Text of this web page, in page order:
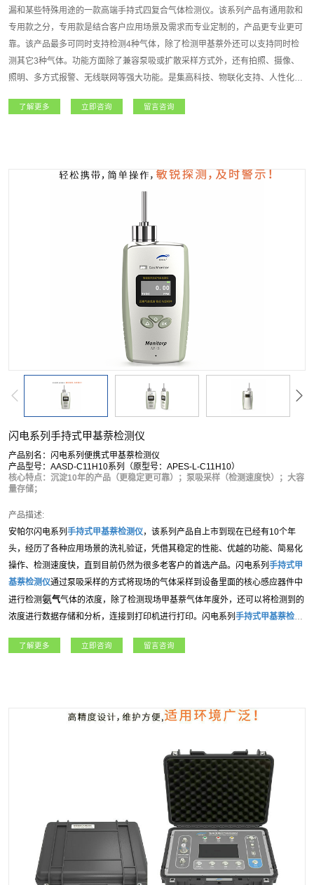
漏和某些特殊用途的一款高端手持式四复合气体检测仪。该系列产品有通用款和
专用款之分，专用款是结合客户应用场景及需求而专业定制的，产品更专业更可
靠。该产品最多可同时支持检测4种气体，除了检测甲基萘外还可以支持同时检
测其它3种气体。功能方面除了兼容泵吸或扩散采样方式外，还有拍照、摄像、
照明、多方式报警、无线联网等强大功能。是集高科技、物联化支持、人性化操
气体检测仪
主要适用于石油石化、化工、燃气、冶金、电力、航天、军工、医
了解更多 立即咨询 留言咨询
闪电系列手持式甲基萘检测仪
产品别名：闪电系列便携式甲基萘检测仪
产品型号：AASD-C11H10系列（原型号：APES-L-C11H10）
核心特点：沉淀10年的产品（更稳定更可靠）；泵吸采样（检测速度快）；大容
量存储；
产品描述:
安帕尔闪电系列 手持式甲基萘检测仪，该系列产品自上市到现在已经有10个年
头，经历了各种应用场景的洗礼验证，凭借其稳定的性能、优越的功能、简易化
操作、检测速度快，直到目前仍然为很多老客户的首选产品。闪电系列 手持式甲
基萘检测仪通过泵吸采样的方式将现场的气体采样到设备里面的核心感应器件中
进行检测氨气气体的浓度，除了检测现场甲基萘气体年度外，还可以将检测到的
浓度进行数据存储和分析，连接到打印机进行打印。闪电系列 手持式甲基萘检测
所、市政工程等各行业领域。
了解更多 立即咨询 留言咨询